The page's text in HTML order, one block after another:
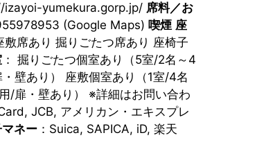
izayoi-yumekura.gorp.jp/ 席料／お
(Google Maps) 喫煙 座
席あり 掘りごたつ席あり 座椅子
： 掘りごたつ個室あり（5室/2名～4
壁あり） 座敷個室あり（1室/4名
/扉・壁あり） ※詳細はお問い合わ
JCB, アメリカン・エキスプレ
ネー ：Suica, SAPICA, iD, 楽天